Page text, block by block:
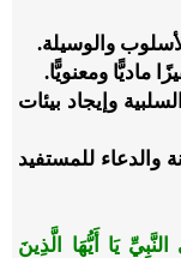
والوسيلة.
ماديًّا ومعنويًّا.
وإيجاد بيئات
والدعاء للمستفيد
يَا أَيُّهَا الَّذِينَ